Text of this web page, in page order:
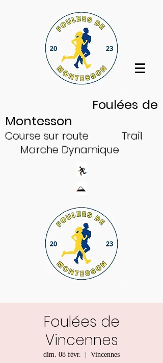
Log In
Foulées de
Montesson
Course sur route
Trail
Marche Dynamique
Foulées de
Vincennes
dim. 08 févr. Vincennes